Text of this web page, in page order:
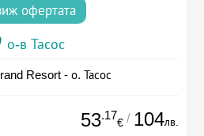
офертата
о-в Тасос
Resort - о. Тасос
53.17
€ / 104лв.